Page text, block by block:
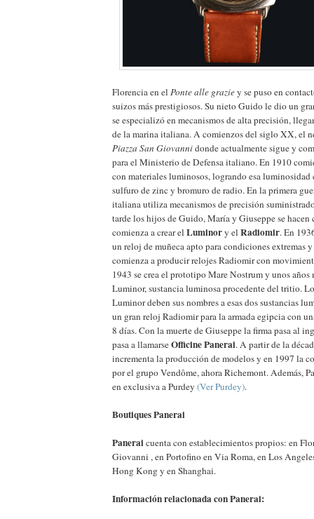
Florencia en el Ponte alle graziey se puso en
suizos más prestigiosos. Su nieto Guido le dio un
se especializó en mecanismos de alta precisión,
de la marina italiana. A comienzos del siglo XX, el
Piazza San Giovannidonde actualmente sigue y
para el Ministerio de Defensa italiano. En 1910
con materiales luminosos, logrando esa luminosidad
sulfuro de zinc y bromuro de radio. En la primera
italiana utiliza mecanismos de precisión
tarde los hijos de Guido, María y Giuseppe se
comienza a crear el Luminory el Radiomir. En
un reloj de muñeca apto para condiciones extremas y
comienza a producir relojes Radiomir con
1943 se crea el prototipo Mare Nostrum y unos años
Luminor, sustancia luminosa procedente del tritio.
Luminor deben sus nombres a esas dos sustancias
un gran reloj Radiomir para la armada egipcia con
8 días. Con la muerte de Giuseppe la firma pasa al
pasa a llamarseOfficine Panerai. A partir de la
incrementa la producción de modelos y en 1997 la
por el grupo Vendôme, ahora Richemont. Además,
en exclusiva a Purdey (Ver Purdey).
Boutiques Panerai
Paneraicuenta con establecimientos propios: en
Giovanni , en Portofino en Via Roma, en Los
Hong Kong y en Shanghai.
Información relacionada con Panerai: